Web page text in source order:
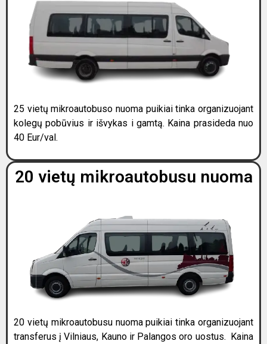
25 vietų mikroautobuso nuoma puikiai tinka organizuojant
kolegų pobūvius ir išvykas i gamtą. Kaina prasideda nuo
40 Eur/val.
20 vietų mikroautobusu nuoma
20 vietų mikroautobusu nuoma puikiai tinka organizuojant
transferus į Vilniaus, Kauno ir Palangos oro uostus. Kaina